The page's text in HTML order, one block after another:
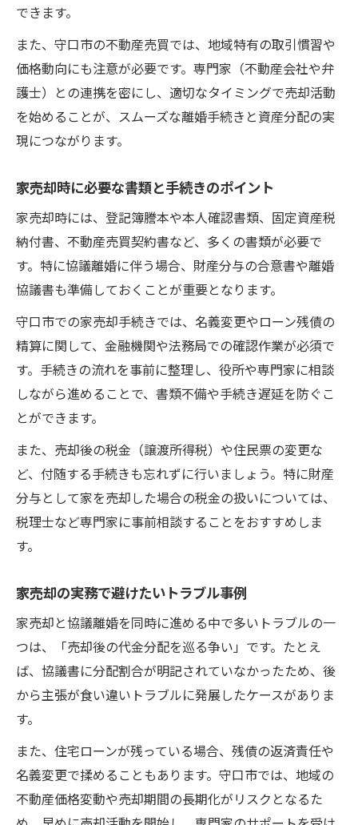
家売却と協議離婚で専門家相談を活用する
利点
離婚に強い弁護士が家売却で果たす役割と
専門家の助言で家売却と協議離婚を円滑に
家売却時に弁護士や税理士へ相談すべき内
容
家売却時に避けたい協議離婚の落とし穴とは
家売却で協議離婚時に陥りやすい失敗例
家売却と協議離婚でよくある曖昧な約束の
危険
家売却を巡る財産分与トラブルの予防策
協議書未記載による家売却のリスクに注意
家売却後の税金問題や費用負担で失敗しな
い方法
できます。
また、守口市の不動産売買では、地域特有の取引慣習や
価格動向にも注意が必要です。専門家（不動産会社や弁
護士）との連携を密にし、適切なタイミングで売却活動
を始めることが、スムーズな離婚手続きと資産分配の実
現につながります。
家売却時に必要な書類と手続きのポイント
家売却時には、登記簿謄本や本人確認書類、固定資産税
納付書、不動産売買契約書など、多くの書類が必要で
す。特に協議離婚に伴う場合、財産分与の合意書や離婚
協議書も準備しておくことが重要となります。
守口市での家売却手続きでは、名義変更やローン残債の
精算に関して、金融機関や法務局での確認作業が必須で
す。手続きの流れを事前に整理し、役所や専門家に相談
しながら進めることで、書類不備や手続き遅延を防ぐこ
とができます。
また、売却後の税金（譲渡所得税）や住民票の変更な
ど、付随する手続きも忘れずに行いましょう。特に財産
分与として家を売却した場合の税金の扱いについては、
税理士など専門家に事前相談することをおすすめしま
す。
家売却の実務で避けたいトラブル事例
家売却と協議離婚を同時に進める中で多いトラブルの一
つは、「売却後の代金分配を巡る争い」です。たとえ
ば、協議書に分配割合が明記されていなかったため、後
から主張が食い違いトラブルに発展したケースがありま
す。
また、住宅ローンが残っている場合、残債の返済責任や
名義変更で揉めることもあります。守口市では、地域の
不動産価格変動や売却期間の長期化がリスクとなるた